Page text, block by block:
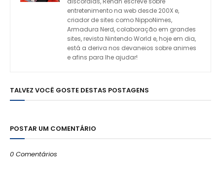
entretenimento na web desde 200X e,
criador de sites como NippoNimes,
Armadura Nerd, colaboração em grandes
sites, revista Nintendo World e, hoje em dia,
está a deriva nos devaneios sobre animes
e afins para lhe ajudar!
TALVEZ VOCÊ GOSTE DESTAS POSTAGENS
POSTAR UM COMENTÁRIO
0 Comentários